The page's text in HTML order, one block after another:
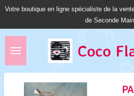
Passer
Coco Fl
Votre boutique en ligne spécialiste de la
de Seconde Main